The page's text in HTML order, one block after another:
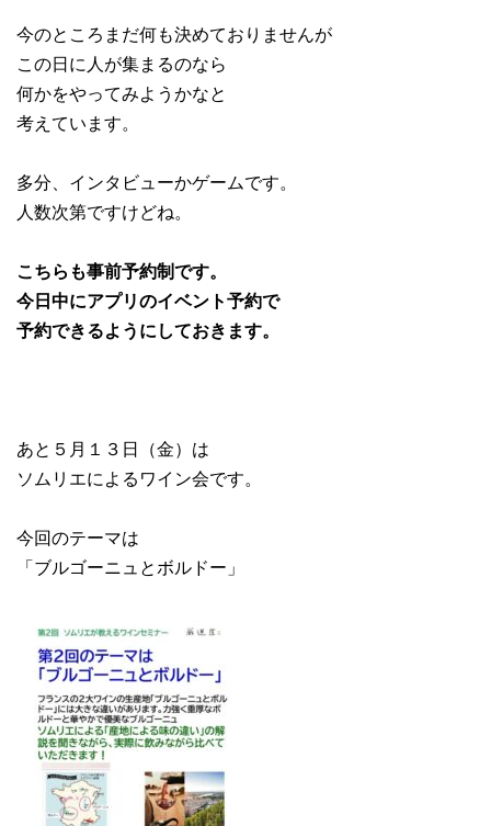
今のところまだ何も決めておりませんが
この日に人が集まるのなら
何かをやってみようかなと
考えています。
多分、インタビューかゲームです。
人数次第ですけどね。
こちらも事前予約制です。
今日中にアプリのイベント予約で
予約できるようにしておきます。
あと５月１３日（金）は
ソムリエによるワイン会です。
今回のテーマは
「ブルゴーニュとボルドー」